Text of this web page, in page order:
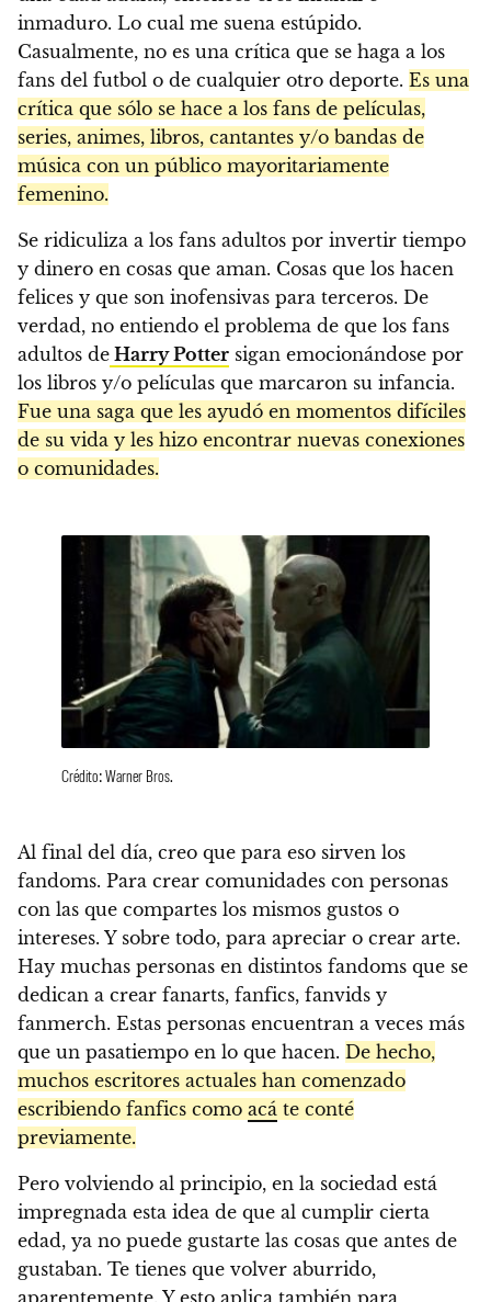
inmaduro. Lo cual me suena estúpido.
Casualmente, no es una crítica que se haga a los
fans del futbol o de cualquier otro deporte. Es una
crítica que sólo se hace a los fans de películas,
series, animes, libros, cantantes y/o bandas de
música con un público mayoritariamente
femenino.
Se ridiculiza a los fans adultos por invertir tiempo
y dinero en cosas que aman. Cosas que los hacen
felices y que son inofensivas para terceros. De
verdad, no entiendo el problema de que los fans
adultos de Harry Potter sigan emocionándose por
los libros y/o películas que marcaron su infancia.
Fue una saga que les ayudó en momentos difíciles
de su vida y les hizo encontrar nuevas conexiones
o comunidades.
Crédito: Warner Bros.
Al final del día, creo que para eso sirven los
fandoms. Para crear comunidades con personas
con las que compartes los mismos gustos o
intereses. Y sobre todo, para apreciar o crear arte.
Hay muchas personas en distintos fandoms que se
dedican a crear fanarts, fanfics, fanvids y
fanmerch. Estas personas encuentran a veces más
que un pasatiempo en lo que hacen. De hecho,
muchos escritores actuales han comenzado
escribiendo fanfics como acá te conté
previamente.
Pero volviendo al principio, en la sociedad está
impregnada esta idea de que al cumplir cierta
edad, ya no puede gustarte las cosas que antes de
gustaban. Te tienes que volver aburrido,
aparentemente. Y esto aplica también para